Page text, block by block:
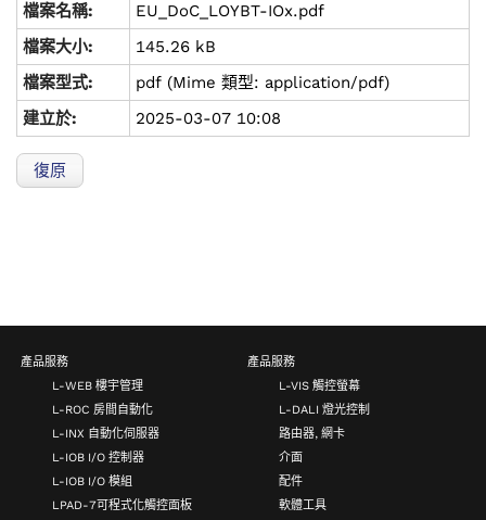
檔案名稱:
EU_DoC_LOYBT-IOx.pdf
檔案大小:
145.26 kB
檔案型式:
pdf (Mime 類型: application/pdf)
建立於:
2025-03-07 10:08
復原
產品服務
L-WEB 樓宇管理
L-ROC 房間自動化
L-INX 自動化伺服器
L-IOB I/O 控制器
L-IOB I/O 模組
LPAD-7可程式化觸控面板
產品服務
L-VIS 觸控螢幕
L-DALI 燈光控制
路由器, 網卡
介面
配件
軟體工具